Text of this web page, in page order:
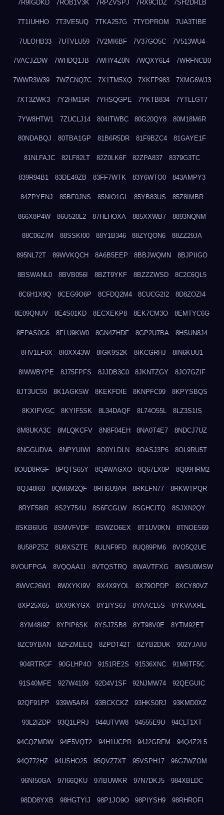
7R9IGDKD 7ROB1V3K 7RPZVSPJ 7RX9CIDZ 7SH2DRLB
7T1IUHHO 7T3VE5UQ 7TKA257G 7TYDPROM 7UA3TIBE
7ULOHB33 7UTVLU59 7V2MI6BF 7V37GO5C 7V513WU4
7VACJZDW 7WHDQ1JB 7WHY4Z0N 7WQXY6L4 7WRFNCB0
7WWR3W39 7WZCNQ7C 7X1TM5XQ 7XKFP983 7XMG6WJ3
7XT3ZWK3 7Y2HM15R 7YHSQGPE 7YKTB834 7YTLLGT7
7YW8HTW1 7ZUCLJ14 804ITWBC 80G20QY8 80M18M6R
80NDABQJ 80TBA1GP 81B6R5DR 81F9BZC4 81GAYE1F
81NLFAJC 82LF82LT 82Z0LK6F 82ZPA837 8379G3TC
839R94B1 83DE49ZB 83FF7WTK 83Y6WTO0 843AMPY3
84ZPYENJ 85BF0JNS 85NIO1GL 85YB83US 85Z8IMBR
866X8P4W 86U520L2 87HLHOXA 885XXWB7 8893NQNM
88C06Z7M 88SSKI00 88Y1B346 88ZYQON6 88ZZ29JA
895NL72T 89WVKQCH 8A6B5EEP 8BBJWQMN 8BJPIIGO
8BSWANL0 8BVB056I 8BZT9YKF 8BZZZWSD 8C2C6QL5
8C6H1X9Q 8CEG9O6P 8CFDQ2M4 8CUCG2I2 8D8ZOZI4
8E09QNUV 8E4S01KD 8ECXEKP8 8EK7CM3O 8EMTYC6G
8EPAS0G6 8FLU9KW0 8GN4ZHDF 8GP2U7BA 8HSUN8J4
8HV1LF0X 8I0XX43W 8IGK9S2K 8IKCGRHJ 8IN6KUU1
8IWWBYPE 8J75FPFS 8JJDB3C0 8JKNTZGY 8JO7GZIF
8JT3UC50 8K1AGK5W 8KEKFDIE 8KNPFC99 8KPYSBQS
8KXIFVGC 8KYIF5SK 8L34DAQF 8L74O55L 8LZ3S1IS
8M8UKA3C 8MLQKCFV 8N8F04EH 8NA0T4E7 8NDCJ7UZ
8NGGUDVA 8NPYUIWI 8O0YLDLN 8OASJ3P6 8OL9RU5T
8OUD8RGF 8PQTS65Y 8Q4WAGXO 8Q67LX0P 8Q89HRM2
8QJ48I60 8QM6M2QF 8RH6U9AR 8RKLFN77 8RKWTPQR
8RYF58IR 8S2Y754U 8S6FCGLW 8SGHCITQ 8SJXN2QY
8SKB6IUG 8SMVFVDF 8SWZO6EX 8T1UV0KN 8TNOE569
8U58PZ5Z 8U9XSZTE 8ULNF9FD 8UQ89PM6 8VO5Q2UE
8VOUFPGA 8VQQAA1I 8VTQSTRQ 8WAVTFXG 8WSU0MSW
8WVC26W1 8WXYKI9V 8X4X9YOL 8X79OPDP 8XCY80VZ
8XP25X65 8XX9KYGX 8Y1IYS6J 8YAACL5S 8YKVAXRE
8YM48I9Z 8YPIP6SK 8YSJ7SB8 8YT98V0E 8YTM92ET
8ZC9YBAN 8ZFZMEEQ 8ZPDT42T 8ZYB2DUK 902YJAIU
904RTRGF 90GLHP4O 9151RE2S 91536XNC 91M6TF5C
91S40MFE 927W4109 92D4V1SF 92NJMW74 92QEGUIC
92QF91PP 939W5AR4 93BCKCKZ 93HKS0RJ 93KMD0XZ
93L2IZDP 93Q1LPRJ 944UTVW8 94555E9U 94CLT1XT
94CQZMDW 94E5VQT2 94H1UCPR 94J2GRFM 94Q4Z2L5
94Q772HZ 94USHO25 95QVZ7XT 95VSPH17 96G7WZOM
96NI50GA 97I66QKU 97IBUWKR 97N7DKJ5 984XBLDC
98DD8YXB 98HGTYIJ 98P1JO9O 98PIYSH9 98RHROFI